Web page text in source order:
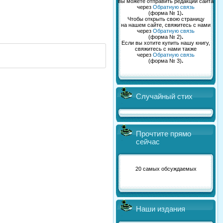
через Обратную связь
(форма № 1).
Чтобы открыть свою страницу
на нашем сайте, свяжитесь с нами
через Обратную связь
(форма № 2).
Если вы хотите купить нашу книгу,
свяжитесь с нами также
через Обратную связь
(форма № 3).
Случайный стих
Прочтите прямо
сейчас
20 самых обсуждаемых
Наши издания